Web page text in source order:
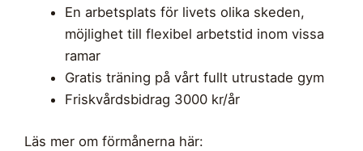
En arbetsplats för livets olika skeden,
möjlighet till flexibel arbetstid inom vissa
ramar
Gratis träning på vårt fullt utrustade gym
Friskvårdsbidrag 3000 kr/år
Läs mer om förmånerna här: